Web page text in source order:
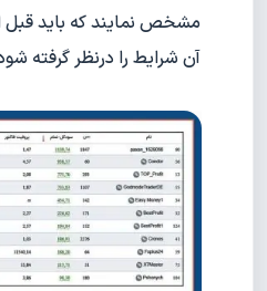
مشخص نمایند که باید
آن شرایط را درنظر گرفته